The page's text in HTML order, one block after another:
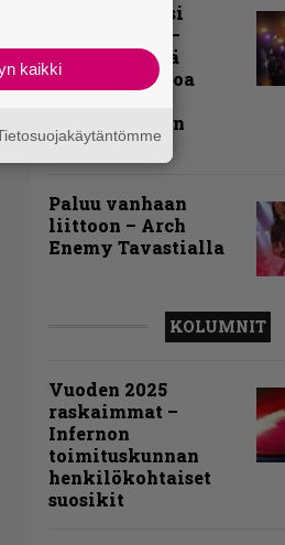
Rokki Raikasi
Tampereella –
Infernon neljä
väkevää nostoa
kakkospäivän
esityksistä
Paluu vanhaan
liittoon – Arch
Enemy Tavastialla
KOLUMNIT
Vuoden 2025
raskaimmat –
Infernon
toimituskunnan
henkilökohtaiset
suosikit
kaikki